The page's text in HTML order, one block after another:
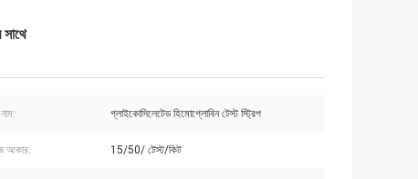
গ্লাইকোসিলেটেড হিমোগ্লোবিন টেস্ট স্ট্রিপ
আকার: 15/50/ টেস্ট/কিট